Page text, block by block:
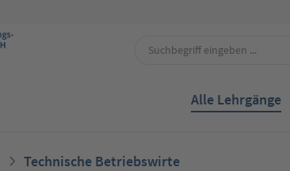
Alle Lehrgänge
Technische Betriebswirte